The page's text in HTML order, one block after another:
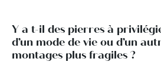
Y a t-il des pierres à
d’un mode de vie ou d’un
montages plus fragiles ?